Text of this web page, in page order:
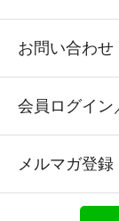
お問い合わせ
会員ログイン
メルマガ登録